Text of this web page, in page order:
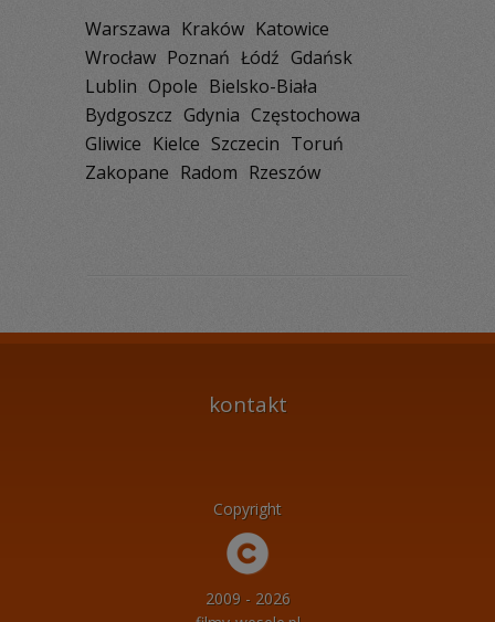
Warszawa Kraków Katowice
Wrocław Poznań Łódź Gdańsk
Lublin Opole Bielsko-Biała
Bydgoszcz Gdynia Częstochowa
Gliwice Kielce Szczecin Toruń
Zakopane Radom Rzeszów
kontakt
Copyright
2009 - 2026